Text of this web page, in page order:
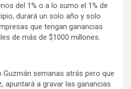
del 1% o a lo sumo el 1% de
durará un solo año y solo
que tengan ganancias
de más de $1000 millones.
Guzmán semanas atrás pero que
apuntará a gravar las ganancias